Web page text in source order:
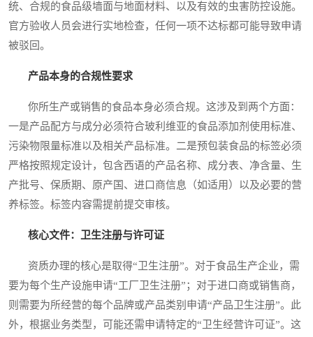
统、合规的食品级墙面与地面材料、以及有效的虫害防控设施。
官方验收人员会进行实地检查，任何一项不达标都可能导致申请
被驳回。
产品本身的合规性要求
你所生产或销售的食品本身必须合规。这涉及到两个方面：
一是产品配方与成分必须符合玻利维亚的食品添加剂使用标准、
污染物限量标准以及相关产品标准。二是预包装食品的标签必须
严格按照规定设计，包含西语的产品名称、成分表、净含量、生
产批号、保质期、原产国、进口商信息（如适用）以及必要的营
养标签。标签内容需提前提交审核。
核心文件：卫生注册与许可证
资质办理的核心是取得“卫生注册”。对于食品生产企业，需
要为每个生产设施申请“工厂卫生注册”；对于进口商或销售商，
则需要为所经营的每个品牌或产品类别申请“产品卫生注册”。此
外，根据业务类型，可能还需申请特定的“卫生经营许可证”。这